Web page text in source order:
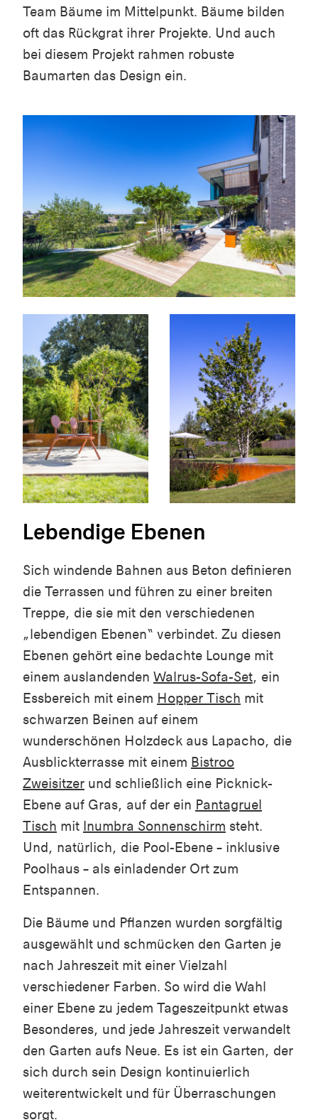
Team Bäume im Mittelpunkt. Bäume bilden
oft das Rückgrat ihrer Projekte. Und auch
bei diesem Projekt rahmen robuste
Baumarten das Design ein.
Lebendige Ebenen
Sich windende Bahnen aus Beton definieren
die Terrassen und führen zu einer breiten
Treppe, die sie mit den verschiedenen
„lebendigen Ebenen“ verbindet. Zu diesen
Ebenen gehört eine bedachte Lounge mit
einem auslandenden Walrus-Sofa-Set, ein
Essbereich mit einem Hopper Tisch mit
schwarzen Beinen auf einem
wunderschönen Holzdeck aus Lapacho, die
Ausblickterrasse mit einem Bistroo
Zweisitzer und schließlich eine Picknick-
Ebene auf Gras, auf der ein Pantagruel
Tisch mit Inumbra Sonnenschirm steht.
Und, natürlich, die Pool-Ebene – inklusive
Poolhaus – als einladender Ort zum
Entspannen.
Die Bäume und Pflanzen wurden sorgfältig
ausgewählt und schmücken den Garten je
nach Jahreszeit mit einer Vielzahl
verschiedener Farben. So wird die Wahl
einer Ebene zu jedem Tageszeitpunkt etwas
Besonderes, und jede Jahreszeit verwandelt
den Garten aufs Neue. Es ist ein Garten, der
sich durch sein Design kontinuierlich
weiterentwickelt und für Überraschungen
sorgt.